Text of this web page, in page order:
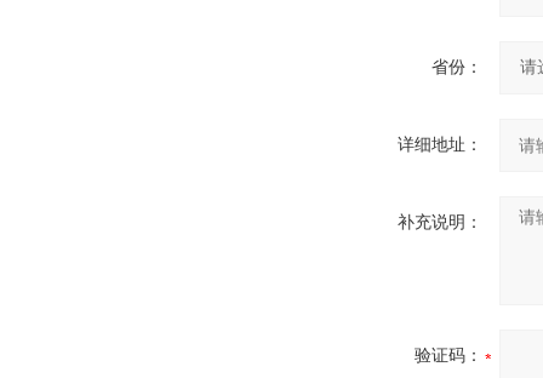
省份：
详细地址：
补充说明：
验证码：